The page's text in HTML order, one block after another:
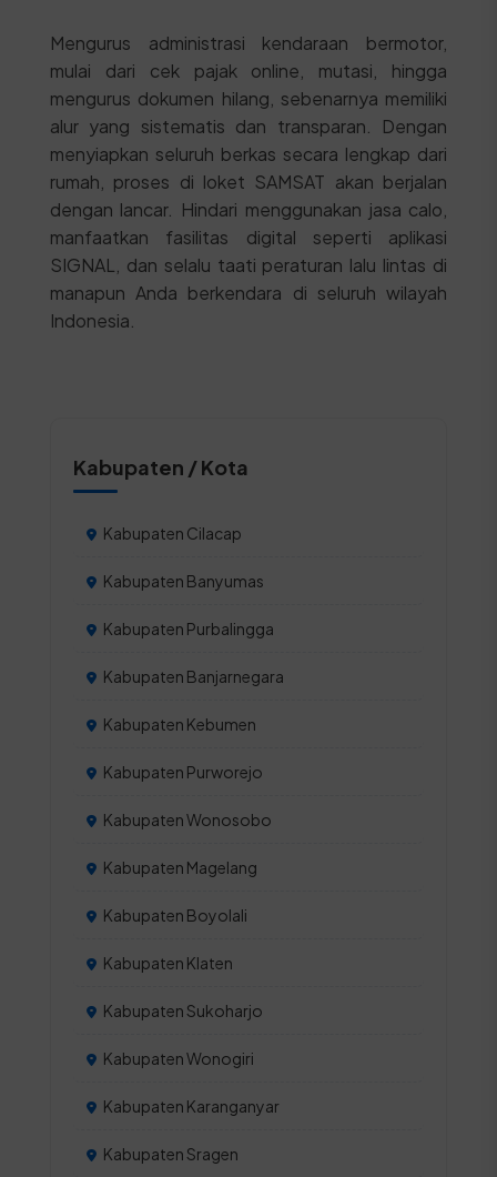
Mengurus administrasi kendaraan bermotor,
mulai dari cek pajak online, mutasi, hingga
mengurus dokumen hilang, sebenarnya memiliki
alur yang sistematis dan transparan. Dengan
menyiapkan seluruh berkas secara lengkap dari
rumah, proses di loket SAMSAT akan berjalan
dengan lancar. Hindari menggunakan jasa calo,
manfaatkan fasilitas digital seperti aplikasi
SIGNAL, dan selalu taati peraturan lalu lintas di
manapun Anda berkendara di seluruh wilayah
Indonesia.
Kabupaten / Kota
Kabupaten Cilacap
Kabupaten Banyumas
Kabupaten Purbalingga
Kabupaten Banjarnegara
Kabupaten Kebumen
Kabupaten Purworejo
Kabupaten Wonosobo
Kabupaten Magelang
Kabupaten Boyolali
Kabupaten Klaten
Kabupaten Sukoharjo
Kabupaten Wonogiri
Kabupaten Karanganyar
Kabupaten Sragen